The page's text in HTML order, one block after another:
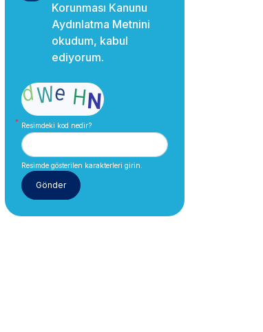
Korunması Kanunu
Aydınlatma Metnini
okudum, kabul
ediyorum.
Resimdeki kod nedir?
Resimde gösterilen karakterleri girin.